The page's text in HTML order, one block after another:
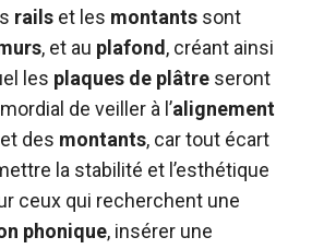
rails et les montants sont
, et au plafond, créant ainsi
les plaques de plâtre seront
de veiller à l’alignement
et des montants, car tout écart
la stabilité et l’esthétique
ceux qui recherchent une
phonique, insérer une